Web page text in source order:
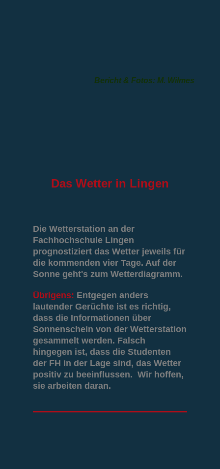
Bericht & Fotos: M. Wilmes
Das Wetter in Lingen
Die Wetterstation an der
Fachhochschule Lingen
prognostiziert das Wetter jeweils für
die kommenden vier Tage. Auf der
Sonne geht's zum Wetterdiagramm.
Übrigens: Entgegen anders
lautender Gerüchte ist es richtig,
dass die Informationen über
Sonnenschein von der Wetterstation
gesammelt werden. Falsch
hingegen ist, dass die Studenten
der FH in der Lage sind, das Wetter
positiv zu beeinflussen. Wir hoffen,
sie arbeiten daran.